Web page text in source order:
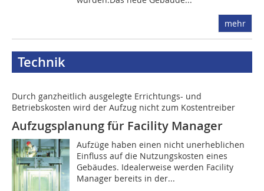
mehr
Technik
Durch ganzheitlich ausgelegte Errichtungs- und
Betriebskosten wird der Aufzug nicht zum Kostentreiber
Aufzugsplanung für Facility Manager
Aufzüge haben einen nicht unerheblichen
Einfluss auf die Nutzungs­kosten eines
Gebäudes. Idealerweise werden Facility
Manager bereits in der...